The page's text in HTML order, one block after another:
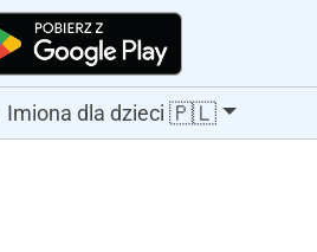
Imiona dla dzieci 🇵🇱